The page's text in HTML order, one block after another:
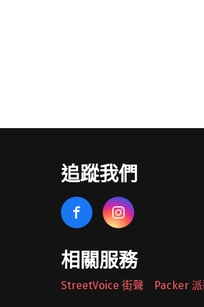
追蹤我們
相關服務
StreetVoice 街聲 Packer